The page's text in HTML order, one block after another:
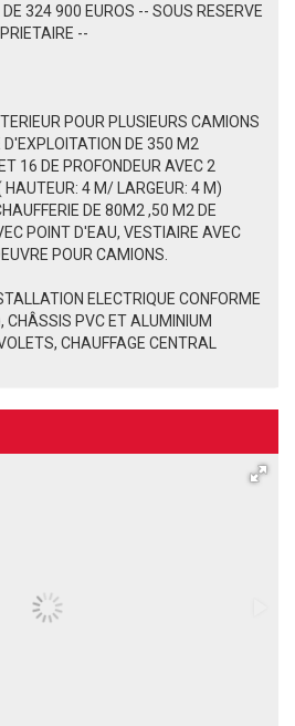
324 900 EUROS -- SOUS RESERVE
--
POUR PLUSIEURS CAMIONS
D'EXPLOITATION DE 350 M2
16 DE PROFONDEUR AVEC 2
4 M/ LARGEUR: 4 M)
DE 80M2 ,50 M2 DE
POINT D'EAU, VESTIAIRE AVEC
POUR CAMIONS.
ELECTRIQUE CONFORME
PVC ET ALUMINIUM
CHAUFFAGE CENTRAL